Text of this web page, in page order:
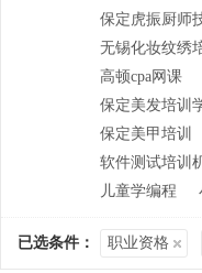
保定虎振厨师
无锡化妆纹绣
高顿cpa网课
保定美发培训
保定美甲培训
软件测试培训
儿童学编程
已选条件： 职业资格